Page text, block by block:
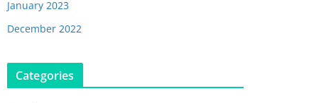
January 2023
December 2022
Categories